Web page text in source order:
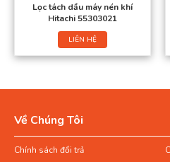
Lọc tách dầu máy nén khí
Hitachi 55303021
LIÊN HỆ
Về Chúng Tôi
Chính sách đổi trả